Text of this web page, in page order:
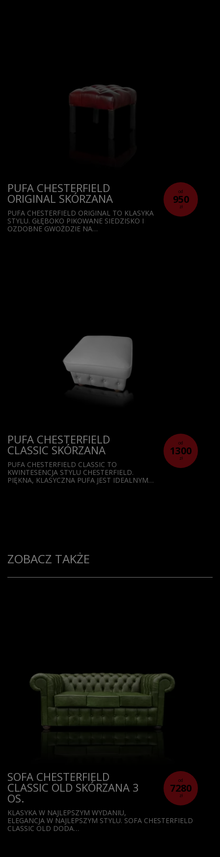
od
950
zł
PUFA CHESTERFIELD
ORIGINAL SKÓRZANA
PUFA CHESTERFIELD ORIGINAL TO KLASYKA
STYLU. GŁĘBOKO PIKOWANE SIEDZISKO I
OZDOBNE GWOŻDZIE NA…
od
1300
zł
PUFA CHESTERFIELD
CLASSIC SKÓRZANA
PUFA CHESTERFIELD CLASSIC TO
KWINTESENCJA STYLU CHESTERFIELD.
PIĘKNA, KLASYCZNA PUFA JEST IDEALNYM…
ZOBACZ TAKŻE
od
7280
zł
SOFA CHESTERFIELD
CLASSIC OLD SKÓRZANA 3
OS.
KLASYKA W NAJLEPSZYM WYDANIU,
ELEGANCJA W NAJLEPSZYM STYLU. SOFA CHESTERFIELD
CLASSIC OLD DODA…